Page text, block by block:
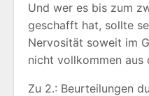
Und wer es bis zum
geschafft hat, sollte
Nervosität soweit im
nicht vollkommen aus
Zu 2.: Beurteilungen